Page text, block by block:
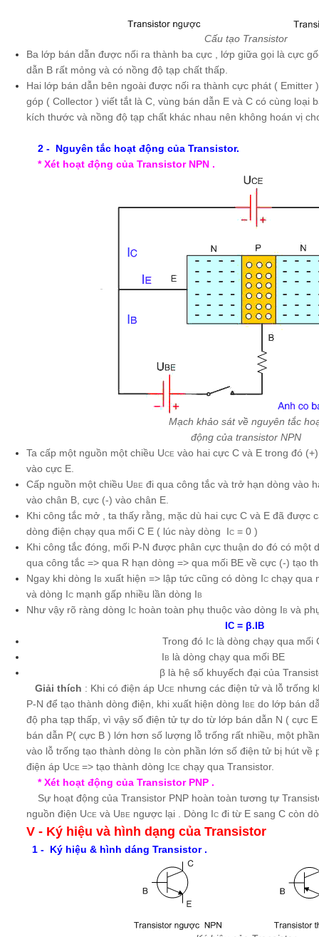
Cấu tạo Transistor
Ba lớp bán dẫn được nối ra thành ba cực , lớp giữa gọi là cực
dẫn B rất mỏng và có nồng độ tạp chất thấp.
Hai lớp bán dẫn bên ngoài được nối ra thành cực phát (
góp ( Collector ) viết tắt là C, vùng bán dẫn E và C có cùng loại
kích thước và nồng độ tạp chất khác nhau nên không hoán vị
2 - Nguyên tắc hoạt động của Transistor.
* Xét hoạt động của Transistor NPN .
Mạch khảo sát về nguyên tắc
động của transistor NPN
Ta cấp một nguồn một chiều UCE vào hai cực C và E trong đó
vào cực E.
Cấp nguồn một chiều UBE đi qua công tắc và trở hạn dòng vào
vào chân B, cực (-) vào chân E.
Khi công tắc mở , ta thấy rằng, mặc dù hai cực C và E đã được
dòng điện chạy qua mối C E ( lúc này dòng IC = 0 )
Khi công tắc đóng, mối P-N được phân cực thuận do đó có một
qua công tắc => qua R hạn dòng => qua mối BE về cực (-) tạo
Ngay khi dòng IB xuất hiện => lập tức cũng có dòng IC chạy qua
và dòng IC mạnh gấp nhiều lần dòng IB
Như vậy rõ ràng dòng IC hoàn toàn phụ thuộc vào dòng IB và
IC = β.I B
Trong đó IC là dòng chạy qua mối
IB là dòng chạy qua mối
β là hệ số khuyếch đại của
Giải thích : Khi có điện áp UCE nhưng các điện tử và lỗ trống
P-N để tạo thành dòng điện, khi xuất hiện dòng IBE do lớp bán
độ pha tạp thấp, vì vậy số điện tử tự do từ lớp bán dẫn N ( cực
bán dẫn P( cực B ) lớn hơn số lượng lỗ trống rất nhiều, một
vào lỗ trống tạo thành dòng IB còn phần lớn số điện tử bị hút về
điện áp UCE => tạo thành dòng ICE chạy qua Transistor.
* Xét hoạt động của Transistor PNP .
Sự hoạt động của Transistor PNP hoàn toàn tương tự
nguồn điện UCE và UBE ngược lại . Dòng IC đi từ E sang C còn
V - Ký hiệu và hình dạng của Transistor
1 - Ký hiệu & hình dáng Transistor .